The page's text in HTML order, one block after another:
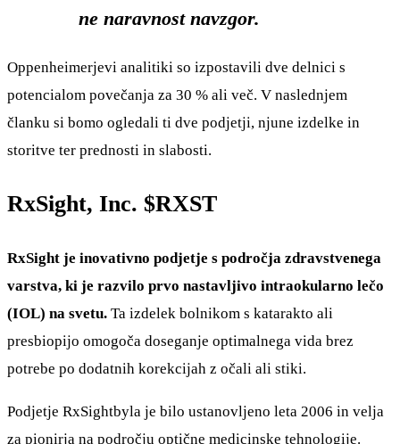
ne naravnost navzgor.
Oppenheimerjevi analitiki so izpostavili dve delnici s
potencialom povečanja za 30 % ali več. V naslednjem
članku si bomo ogledali ti dve podjetji, njune izdelke in
storitve ter prednosti in slabosti.
RxSight, Inc. $RXST
RxSight je inovativno podjetje s področja zdravstvenega
varstva, ki je razvilo prvo nastavljivo intraokularno lečo
(IOL) na svetu. Ta izdelek bolnikom s katarakto ali
presbiopijo omogoča doseganje optimalnega vida brez
potrebe po dodatnih korekcijah z očali ali stiki.
Podjetje RxSightbyla je bilo ustanovljeno leta 2006 in velja
za pionirja na področju optične medicinske tehnologije.